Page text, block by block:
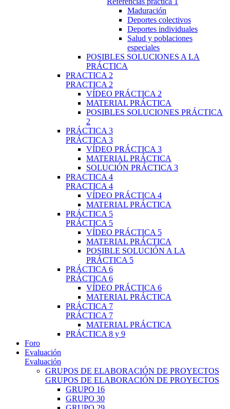
Maduración
Deportes colectivos
Deportes individuales
Salud y poblaciones
especiales
POSIBLES SOLUCIONES A LA
PRÁCTICA
PRACTICA 2
PRACTICA 2
VÍDEO PRÁCTICA 2
MATERIAL PRÁCTICA
POSIBLES SOLUCIONES PRÁCTICA
2
PRÁCTICA 3
PRÁCTICA 3
VÍDEO PRÁCTICA 3
MATERIAL PRÁCTICA
SOLUCIÓN PRÁCTICA 3
PRACTICA 4
PRACTICA 4
VÍDEO PRÁCTICA 4
MATERIAL PRÁCTICA
PRÁCTICA 5
PRÁCTICA 5
VÍDEO PRÁCTICA 5
MATERIAL PRÁCTICA
POSIBLE SOLUCIÓN A LA
PRÁCTICA 5
PRÁCTICA 6
PRÁCTICA 6
VÍDEO PRÁCTICA 6
MATERIAL PRÁCTICA
PRÁCTICA 7
PRÁCTICA 7
MATERIAL PRÁCTICA
PRÁCTICA 8 y 9
Foro
Evaluación
Evaluación
GRUPOS DE ELABORACIÓN DE PROYECTOS
GRUPOS DE ELABORACIÓN DE PROYECTOS
GRUPO 16
GRUPO 30